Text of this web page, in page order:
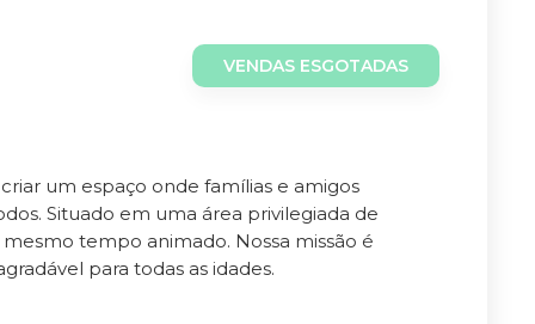
VENDAS ESGOTADAS
um espaço onde famílias e amigos
Situado em uma área privilegiada de
tempo animado. Nossa missão é
para todas as idades.